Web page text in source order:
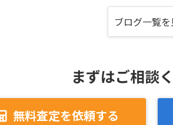
ブログ一覧を
まずはご相談
無料査定を依頼する